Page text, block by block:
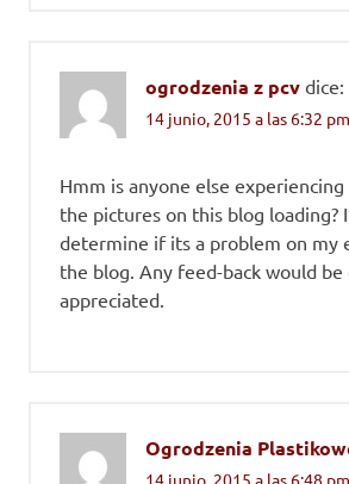
ogrodzenia z pcv dice:
14 junio, 2015 a las 6:32 pm
Hmm is anyone else
the pictures on this blog loading?
determine if its a problem on my
the blog. Any feed-back would
appreciated.
Ogrodzenia